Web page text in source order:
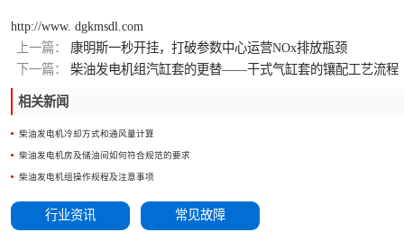
http://www. dgkmsdl.com
上一篇：
康明斯一秒开挂，打破参数中心运营NOx排放瓶颈
下一篇：
柴油发电机组汽缸套的更替——干式气缸套的镶配工艺流程
相关新闻
柴油发电机冷却方式和通风量计算
柴油发电机房及储油间如何符合规范的要求
柴油发电机组操作规程及注意事项
行业资讯 常见故障